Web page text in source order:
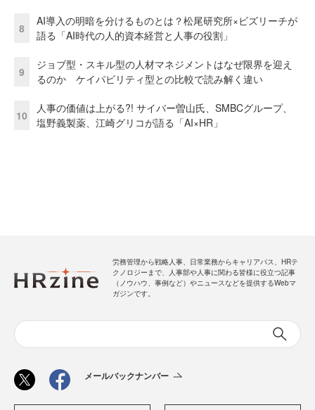
8
AI導入の明暗を分けるものとは？松尾研究所×ビズリーチが
語る「AI時代の人的資本経営と人事の役割」
9
ジョブ型・スキル型の人材マネジメントはなぜ限界を迎え
るのか ケイパビリティ型との比較で読み解く違い
10
人事の価値は上がる?! サイバー曽山氏、SMBCグループ、
塩野義製薬、江崎グリコが語る「AI×HR」
労務管理から戦略人事、日常業務からキャリアパス、HRテ
クノロジーまで、人事部や人事に関わる皆様に役立つ記事
（ノウハウ、事例など）やニュースなどを提供するWebマ
ガジンです。
メールバックナンバー